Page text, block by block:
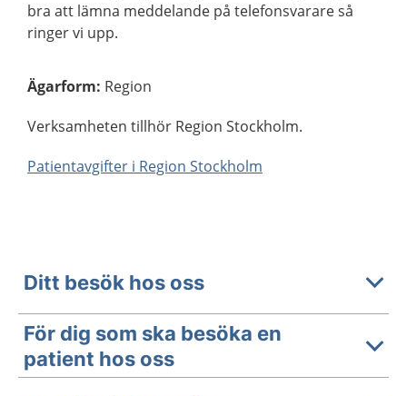
bra att lämna meddelande på telefonsvarare så
ringer vi upp.
Ägarform: Region
Verksamheten tillhör Region Stockholm.
Patientavgifter i Region Stockholm
Ditt besök hos oss
För dig som ska besöka en
patient hos oss